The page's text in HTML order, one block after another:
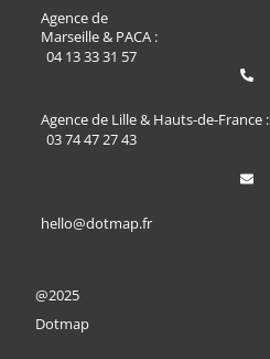
Agence de
Marseille & PACA :
04 13 33 31 57
Agence de Lille & Hauts-de-France :
03 74 47 27 43
hello@dotmap.fr
@2025
Dotmap